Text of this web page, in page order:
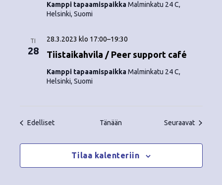
Kamppi tapaamispaikkaMalminkatu 24 C,
Helsinki, Suomi
TI
28 Tiistaikahvila / Peer support café
28.3.2023 klo 17:00–19:30
Kamppi tapaamispaikkaMalminkatu 24 C,
Helsinki, Suomi
EdellisetTapahtumat Tänään Seuraavat
Tilaa kalenteriin